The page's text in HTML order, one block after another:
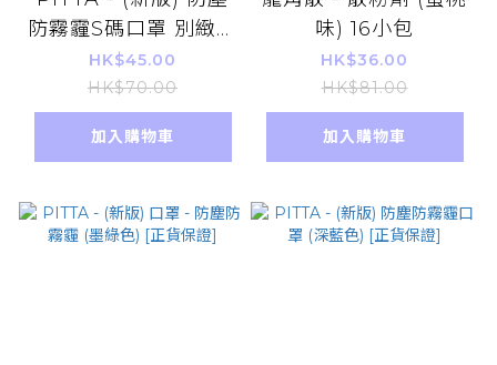
防霧霾S碼口罩 別緻色
系 (米白灰3色) [正貨
保證]
HK$45.00
HK$70.00
加入購物車
味) 16小包
HK$36.00
HK$81.00
加入購物車